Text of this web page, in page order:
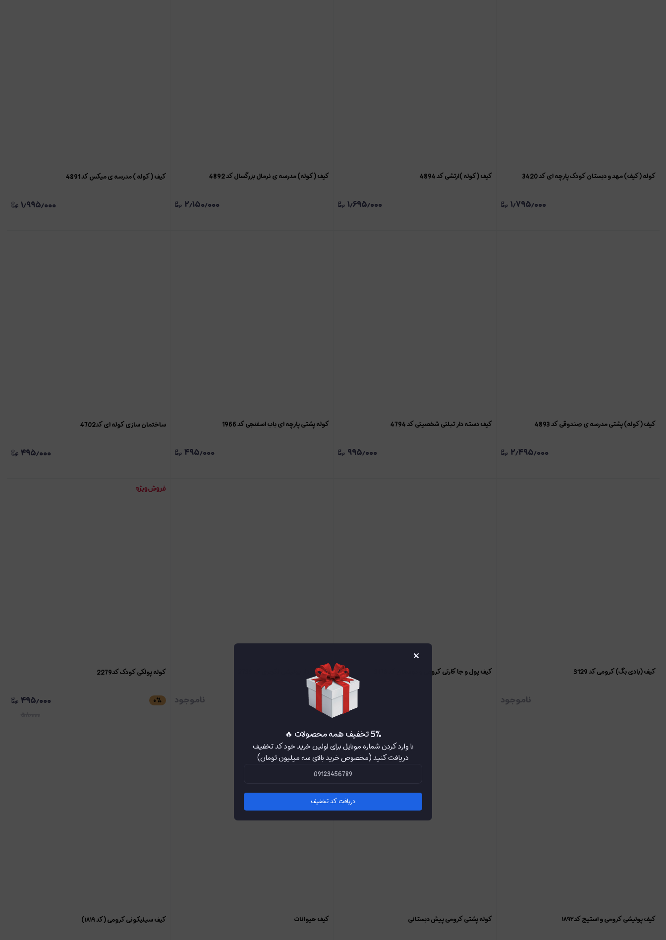
کوله (کیف) مهد و دبستان کودک پارچه ای کد 3420
۱٫۷۹۵٫۰۰۰
کیف (کوله )ارتشی کد 4894
۱٫۶۹۵٫۰۰۰
کیف (کوله) مدرسه ی نرمال بزرگسال کد 4892
۲٫۱۵۰٫۰۰۰
کیف ( کوله ) مدرسه ی میکس کد 4891
۱٫۹۹۵٫۰۰۰
کیف (کوله) پشتی مدرسه ی صندوقی کد 4893
۲٫۴۹۵٫۰۰۰
کیف دسته دار تبلتی شخصیتی کد 4794
۹۹۵٫۰۰۰
کوله پشتی پارچه ای باب اسفنجی کد 1966
۴۹۵٫۰۰۰
ساختمان سازی کوله ای کد4702
۴۹۵٫۰۰۰
کیف (بادی بگ) کرومی کد 3129
ناموجود
کیف پول و جا کارتی کرومی و دوستان کد 3178
ناموجود
کیف خزدار پولیشی لاکچری کد 2733
ناموجود
کوله پولکی کودک کد2279
۰٪ ۴۹۵٫۰۰۰
کیف پولیشی کرومی و استیج کد۱۸۹۲ کوله پشتی کرومی پیش دبستانی کیف حیوانات کیف سیلیکونی کرومی (کد ۱۸۱۹)
×
5٪ تخفیف همه محصولات 🔥
با وارد کردن شماره موبایل برای اولین خرید خود کد تخفیف
دریافت کنید (مخصوص خرید بالای سه میلیون تومان)
دریافت کد تخفیف